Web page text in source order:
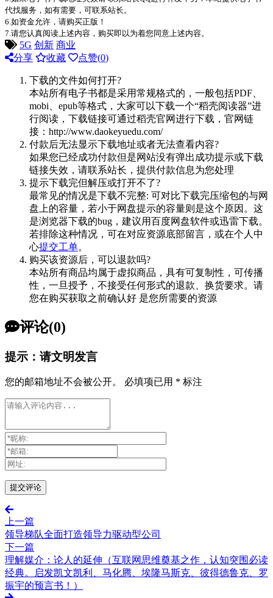
代找服务，如有需要，可联系站长。
6.如资金允许，请购买正版！
7.请您认真阅读上述内容，购买即以为着您同意上述内容。
5G 创新 商业
分享
收藏 点赞(0)
下载的文件如何打开?
本站所有电子书都是采用常规格式的，一般包括PDF、
mobi、epub等格式，大家可以下载一个“稻壳阅读器”进
行阅读，下载链接可通过稻壳官网进行下载，官网链
接：http://www.daokeyuedu.com/
付款后无法显示下载地址或者无法查看内容?
如果您已经成功付款但是网站没有弹出成功提示或下载
链接失效，请联系站长，提供付款信息为您处理
提示下载完但解压或打开不了?
最常见的情况是下载不完整: 可对比下载完压缩包的与网
盘上的容量，若小于网盘提示的容量则是这个原因。这
是浏览器下载的bug，建议用百度网盘软件或迅雷下载。
若排除这种情况，可在对应资源底部留言，或在个人中
心提交工单。
购买该资源后，可以退款吗?
本站所有商品均属于虚拟商品，具有可复制性，可传播
性，一旦授予，不接受任何形式的退款、换货要求。请
您在购买获取之前确认好 是您所需要的资源
评论(0)
提示：请文明发言
您的邮箱地址不会被公开。 必填项已用 * 标注
上一篇
领导梯队全面打造领导力驱动型公司
下一篇
理解媒介：论人的延伸（互联网思维奠基之作，认知突围必读
经典。启发凯文凯利、马化腾、埃隆马斯克、彼得德鲁克、罗
振宇的预言书！）